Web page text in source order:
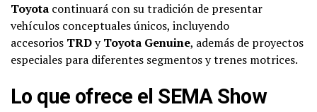
Toyota continuará con su tradición de presentar
vehículos conceptuales únicos, incluyendo
accesorios TRDyToyota Genuine, además de proyectos
especiales para diferentes segmentos y trenes motrices.
Lo que ofrece el SEMA Show